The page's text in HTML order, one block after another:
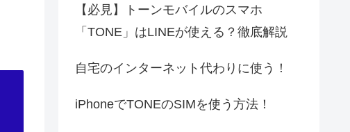
【必見】トーンモバイルのスマホ
「TONE」はLINEが使える？徹底解説
自宅のインターネット代わりに使う！
iPhoneでTONEのSIMを使う方法！